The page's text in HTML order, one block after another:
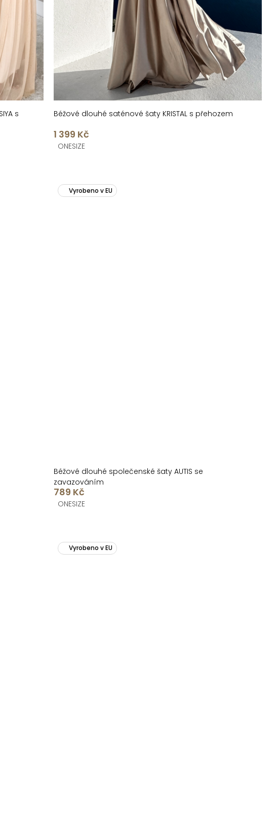
s
Béžové dlouhé saténové šaty KRISTAL s přehozem
1 399 Kč
ONESIZE
Vyrobeno v EU
Béžové dlouhé společenské šaty AUTIS se
zavazováním
789 Kč
ONESIZE
Vyrobeno v EU